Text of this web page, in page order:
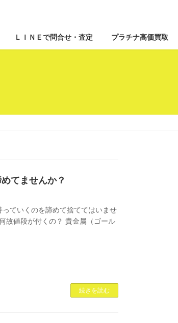
ＬＩＮＥで問合せ・査定 プラチナ高価買取
てませんか？
ていくのを諦めて捨ててはいませ
故値段が付くの？ 貴金属（ゴール
続きを読む